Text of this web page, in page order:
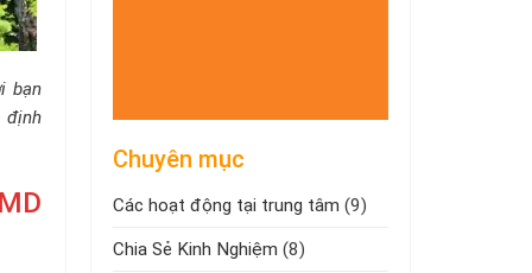
bạn
định
Chuyên mục
Các hoạt động tại trung tâm (9)
Chia Sẻ Kinh Nghiệm (8)